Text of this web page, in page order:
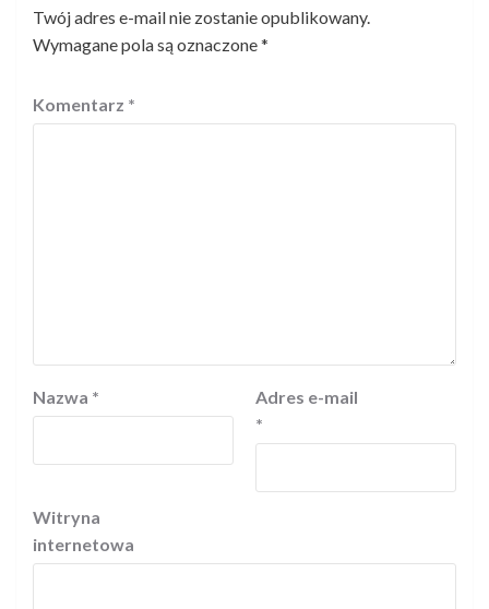
Twój adres e-mail nie zostanie opublikowany.
Wymagane pola są oznaczone*
Komentarz *
Nazwa *
Adres e-mail
*
Witryna
internetowa